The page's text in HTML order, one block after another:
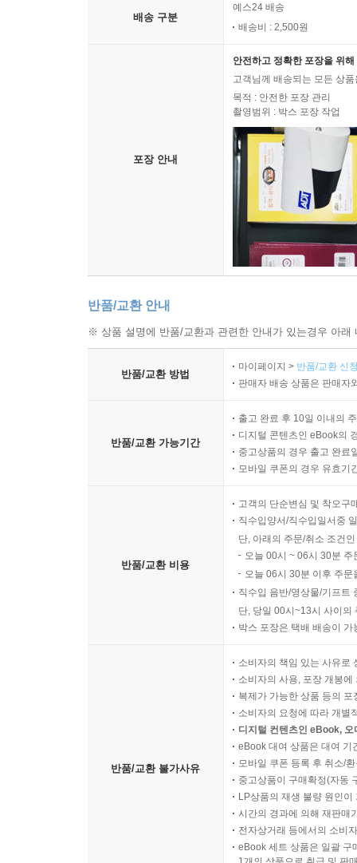
배송 구분
예스24 배송
배송비 : 2,500원
포장 안내
안전하고 정확한 포장을 위
고객님께 배송되는 모든 상
목적 : 안전한 포장 관리
촬영범위 : 박스 포장 작업
반품/교환 안내
※ 상품 설명에 반품/교환과 관련한 안내가 있는경우 아
반품/교환 방법
마이페이지 > 반품/교환 신
판매자 배송 상품은 판매자
반품/교환 가능기간
출고 완료 후 10일 이내의
디지털 콘텐츠인 eBook의
중고상품의 경우 출고 완료
모바일 쿠폰의 경우 유효기
반품/교환 비용
고객의 단순변심 및 착오구
직수입양서/직수입일서중
단, 아래의 주문/취소 조건
오늘 00시 ~ 06시 30분
오늘 06시 30분 이후 주
직수입 음반/영상물/기프트
단, 당일 00시~13시 사이의
박스 포장은 택배 배송이
반품/교환 불가사유
소비자의 책임 있는 사유로
소비자의 사용, 포장 개봉
복제가 가능한 상품 등의
소비자의 요청에 따라 개별
디지털 컨텐츠인 eBook,
eBook 대여 상품은 대여 기
모바일 쿠폰 등록 후 취소/
중고상품이 구매확정(자동
LP상품의 재생 불량 원인
시간의 경과에 의해 재판매
전자상거래 등에서의 소비
eBook 세트 상품은 일괄 구